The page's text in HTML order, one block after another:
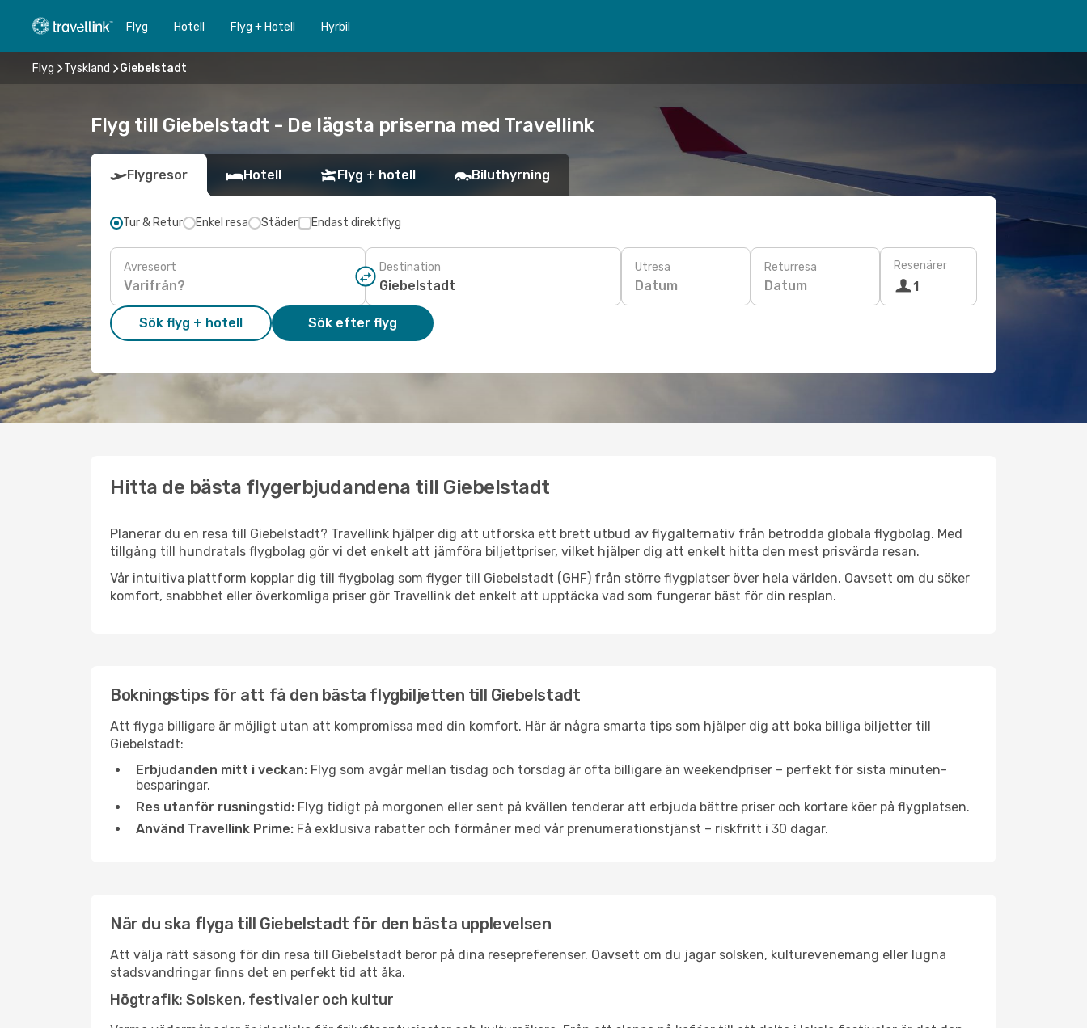
Flyg Hotell Flyg + Hotell Hyrbil
Flyg Tyskland Giebelstadt
Flyg till Giebelstadt - De lägsta priserna med Travellink
Flygresor Hotell Flyg + hotell Biluthyrning
Tur & Retur Enkel resa Städer Endast direktflyg
Avreseort Destination Utresa
Datum
Returresa
Datum
Resenärer
1
Sök flyg + hotell Sök efter flyg
Hitta de bästa flygerbjudandena till Giebelstadt
Planerar du en resa till Giebelstadt? Travellink hjälper dig att utforska ett brett utbud av flygalternativ från betrodda globala flygbolag. Med
tillgång till hundratals flygbolag gör vi det enkelt att jämföra biljettpriser, vilket hjälper dig att enkelt hitta den mest prisvärda resan.
Vår intuitiva plattform kopplar dig till flygbolag som flyger till Giebelstadt (GHF) från större flygplatser över hela världen. Oavsett om du söker
komfort, snabbhet eller överkomliga priser gör Travellink det enkelt att upptäcka vad som fungerar bäst för din resplan.
Bokningstips för att få den bästa flygbiljetten till Giebelstadt
Att flyga billigare är möjligt utan att kompromissa med din komfort. Här är några smarta tips som hjälper dig att boka billiga biljetter till
Giebelstadt:
Erbjudanden mitt i veckan: Flyg som avgår mellan tisdag och torsdag är ofta billigare än weekendpriser – perfekt för sista minuten-
besparingar.
Res utanför rusningstid: Flyg tidigt på morgonen eller sent på kvällen tenderar att erbjuda bättre priser och kortare köer på flygplatsen.
Använd Travellink Prime: Få exklusiva rabatter och förmåner med vår prenumerationstjänst – riskfritt i 30 dagar.
När du ska flyga till Giebelstadt för den bästa upplevelsen
Att välja rätt säsong för din resa till Giebelstadt beror på dina resepreferenser. Oavsett om du jagar solsken, kulturevenemang eller lugna
stadsvandringar finns det en perfekt tid att åka.
Högtrafik: Solsken, festivaler och kultur